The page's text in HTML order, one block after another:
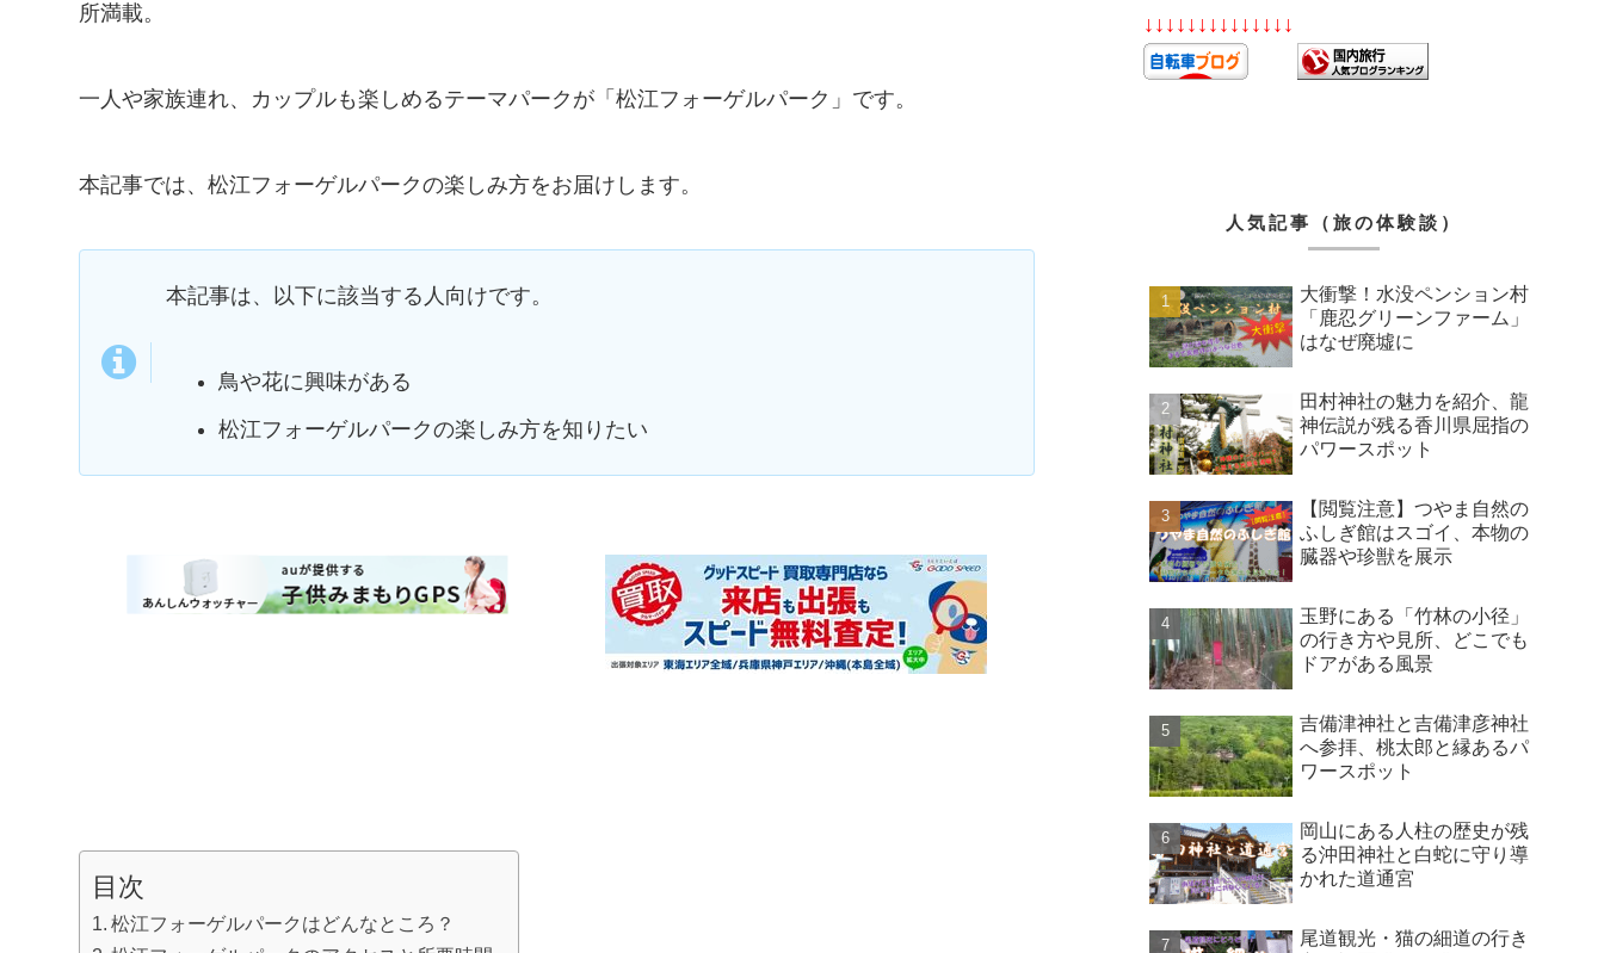
所満載。
一人や家族連れ、カップルも楽しめるテーマパークが「松江フォーゲルパーク」です。
本記事では、松江フォーゲルパークの楽しみ方をお届けします。
本記事は、以下に該当する人向けです。
鳥や花に興味がある
松江フォーゲルパークの楽しみ方を知りたい
目次
松江フォーゲルパークはどんなところ？
↓↓↓↓↓↓↓↓↓↓↓↓↓↓
人気記事（旅の体験談）
大衝撃！水没ペンション村
「鹿忍グリーンファーム」
はなぜ廃墟に
田村神社の魅力を紹介、龍
神伝説が残る香川県屈指の
パワースポット
【閲覧注意】つやま自然の
ふしぎ館はスゴイ、本物の
臓器や珍獣を展示
玉野にある「竹林の小径」
の行き方や見所、どこでも
ドアがある風景
吉備津神社と吉備津彦神社
へ参拝、桃太郎と縁あるパ
ワースポット
岡山にある人柱の歴史が残
る沖田神社と白蛇に守り導
かれた道通宮
尾道観光・猫の細道の行き